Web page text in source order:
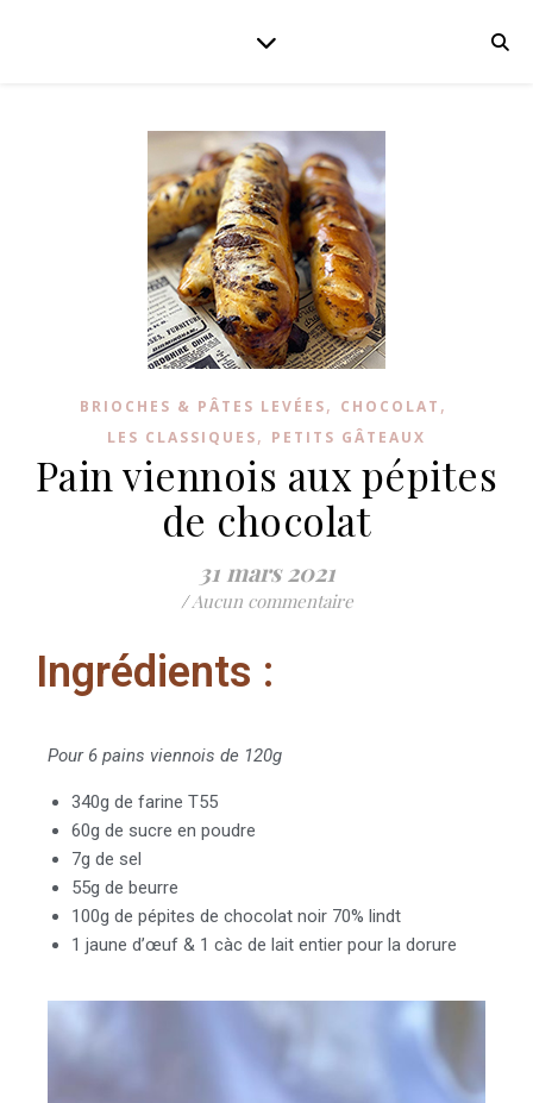
BRIOCHES & PÂTES LEVÉES, CHOCOLAT ,
LES CLASSIQUES, PETITS GÂTEAUX
Pain viennois aux pépites
de chocolat
31 mars 2021
/Aucun commentaire
Ingrédients :
Pour 6 pains viennois de 120g
340g de farine T55
60g de sucre en poudre
7g de sel
55g de beurre
100g de pépites de chocolat noir 70% lindt
1 jaune d’œuf & 1 càc de lait entier pour la dorure